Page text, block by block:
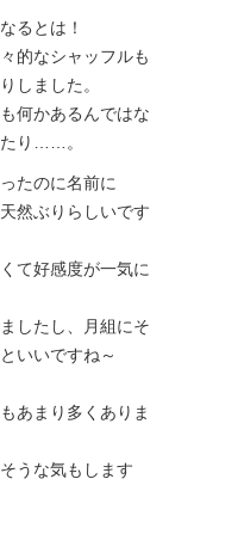
るとは！
的なシャッフルも
しました。
何かあるんではな
り……。
たのに名前に
然ぶりらしいです
て好感度が一気に
したし、月組にそ
いいですね～
あまり多くありま
うな気もします